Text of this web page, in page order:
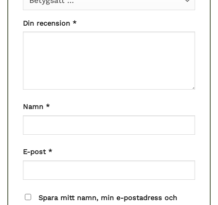
Din recension *
Namn *
E-post *
Spara mitt namn, min e-postadress och